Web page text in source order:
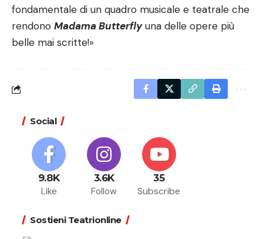
fondamentale di un quadro musicale e teatrale che
rendono Madama Butterflyuna delle opere più
belle mai scritte!»
Social
9.8K
Like
3.6K
Follow
35
Subscribe
Sostieni Teatrionline